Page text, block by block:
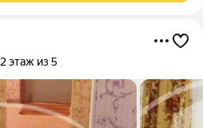
2 этаж из 5